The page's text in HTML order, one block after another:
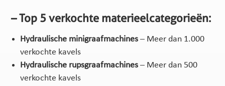
– Top 5 verkochte materieelcategorieën:
Hydraulische minigraafmachines – Meer dan 1.000
verkochte kavels
Hydraulische rupsgraafmachines – Meer dan 500
verkochte kavels